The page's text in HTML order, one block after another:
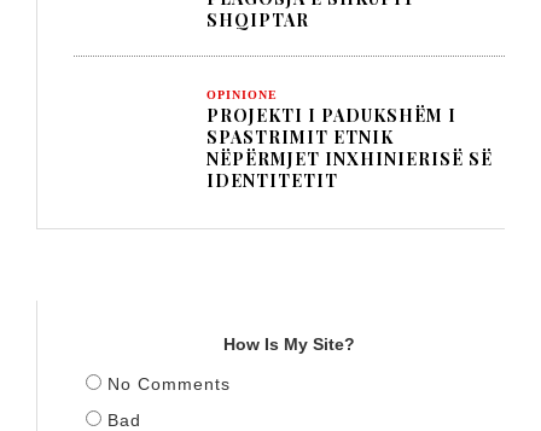
SHQIPTAR
OPINIONE
PROJEKTI I PADUKSHËM I
SPASTRIMIT ETNIK
NËPËRMJET INXHINIERISË SË
IDENTITETIT
How Is My Site?
No Comments
Bad